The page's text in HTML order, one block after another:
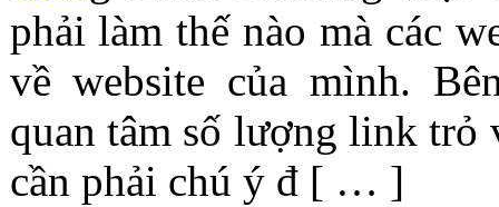
phải làm thế nào mà các
về website của mình.
quan tâm số lượng link trỏ
cần phải chú ý đ [ … ]